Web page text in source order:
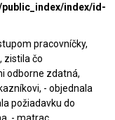
index/id-
pracovníčky,
zistila čo
odborne zdatná,
- objednala
požiadavku do